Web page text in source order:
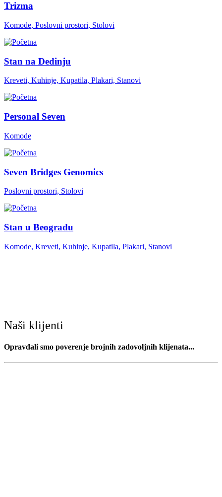
Trizma
Komode, Poslovni prostori, Stolovi
Stan na Dedinju
Kreveti, Kuhinje, Kupatila, Plakari, Stanovi
Personal Seven
Komode
Seven Bridges Genomics
Poslovni prostori, Stolovi
Stan u Beogradu
Komode, Kreveti, Kuhinje, Kupatila, Plakari, Stanovi
Naši klijenti
Opravdali smo poverenje brojnih zadovoljnih klijenata...